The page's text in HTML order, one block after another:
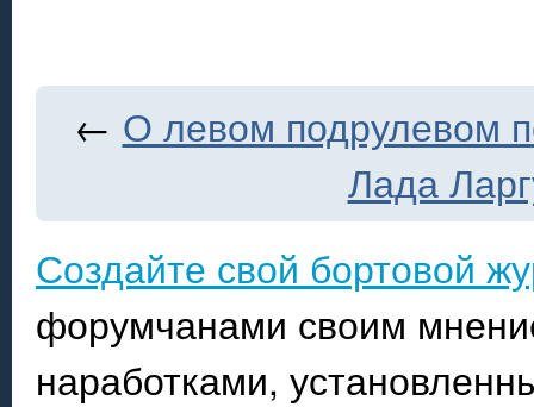
← О левом подрулевом
Лада
Создайте свой бортовой
форумчанами своим
наработками,